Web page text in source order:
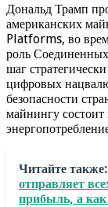
Дональд Трамп
американских
Platforms, во
роль
шаг
цифровых
безопасности
майнингу состоит
Читайте также:
отправляет
прибыль, а как